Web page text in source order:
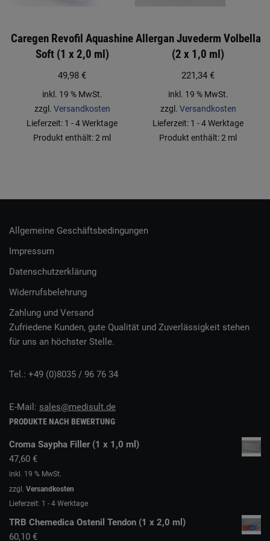
Caregen Revofil Aquashine
Soft (1 x 2,0 ml)
49,98 €
inkl. 19 % MwSt.
zzgl. Versandkosten
Lieferzeit: 1 - 4 Werktage
Produkt enthält: 2 ml
Allergan Juvederm Volbella
(2 x 1,0 ml)
221,34 €
inkl. 19 % MwSt.
zzgl. Versandkosten
Lieferzeit: 1 - 4 Werktage
Produkt enthält: 2 ml
Allgemeine Geschäftsbedingungen
Impressum
Datenschutzerklärung
Widerrufsbelehrung
Zahlung und Versand
Zufriedene Kunden, gute Qualität und Zuverlässigkeit stehen
für uns an höchster Stelle.
Tel.: +49 (0)8035 / 96 76 34
E-Mail: sales@medisult.de
PRODUKTE NACH BEWERTUNG
Croma Saypha Filler (1 x 1,0 ml)
47,60 €
inkl. 19 % MwSt.
zzgl. Versandkosten
Lieferzeit: 1 - 4 Werktage
TRB Chemedica Ostenil Tendon (1 x 2,0 ml)
60,10 €